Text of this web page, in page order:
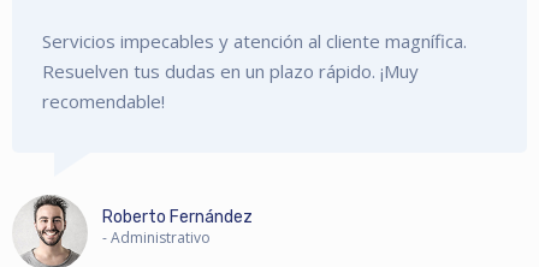
Servicios impecables y atención al cliente magnífica.
Resuelven tus dudas en un plazo rápido. ¡Muy
recomendable!
Roberto Fernández
- Administrativo